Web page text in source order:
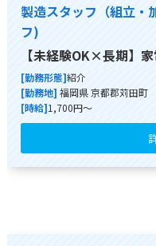
製造スタッフ（組立・
フ)
【未経験OK×長期】
[勤務形態]紹介
[勤務地] 福岡県 京都郡苅田町
[時給]1,700円～